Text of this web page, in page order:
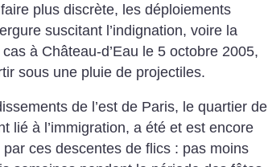
plus discrète, les déploiements
suscitant l’indignation, voire la
à Château-d’Eau le 5 octobre 2005,
sous une pluie de projectiles.
de l’est de Paris, le quartier de
lié à l’immigration, a été et est encore
ces descentes de flics : pas moins